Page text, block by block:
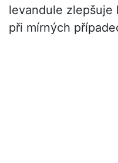
levandule zlepšuje
při mírných